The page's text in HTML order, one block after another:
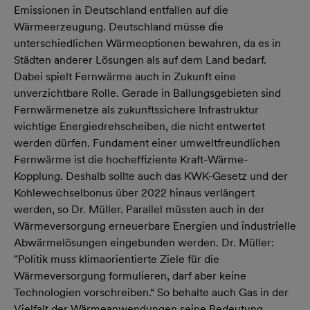
Emissionen in Deutschland entfallen auf die
Wärmeerzeugung. Deutschland müsse die
unterschiedlichen Wärmeoptionen bewahren, da es in
Städten anderer Lösungen als auf dem Land bedarf.
Dabei spielt Fernwärme auch in Zukunft eine
unverzichtbare Rolle. Gerade in Ballungsgebieten sind
Fernwärmenetze als zukunftssichere Infrastruktur
wichtige Energiedrehscheiben, die nicht entwertet
werden dürfen. Fundament einer umweltfreundlichen
Fernwärme ist die hocheffiziente Kraft-Wärme-
Kopplung. Deshalb sollte auch das KWK-Gesetz und der
Kohlewechselbonus über 2022 hinaus verlängert
werden, so Dr. Müller. Parallel müssten auch in der
Wärmeversorgung erneuerbare Energien und industrielle
Abwärmelösungen eingebunden werden. Dr. Müller:
"Politik muss klimaorientierte Ziele für die
Wärmeversorgung formulieren, darf aber keine
Technologien vorschreiben.“ So behalte auch Gas in der